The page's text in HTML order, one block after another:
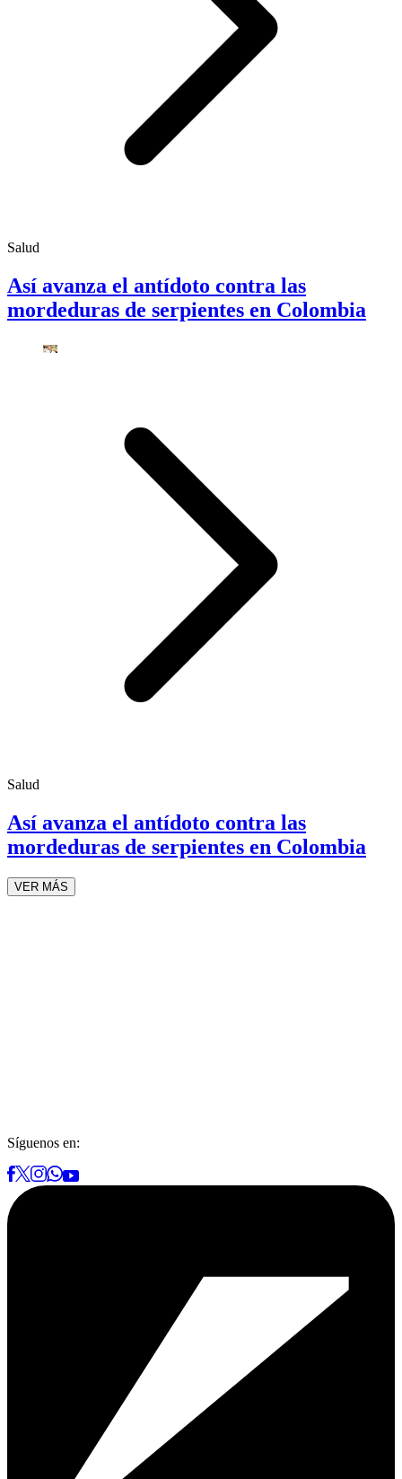
Salud
Así avanza el antídoto contra las
mordeduras de serpientes en Colombia
Salud
Así avanza el antídoto contra las
mordeduras de serpientes en Colombia
VER MÁS
Síguenos en: